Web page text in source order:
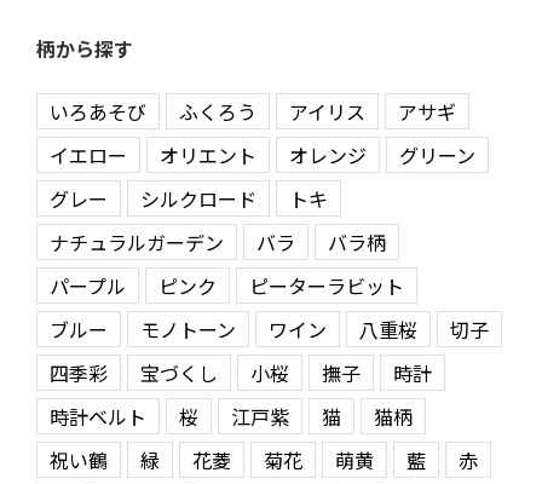
柄から探す
いろあそび ふくろう アイリス
アサギ
イエロー
オリエント オレンジ
グリーン
グレー
シルクロード
トキ
ナチュラルガーデン
バラ
バラ柄
パープル
ピンク
ピーターラビット
ブルー
モノトーン ワイン 八重桜
切子
四季彩
宝づくし 小桜 撫子
時計
時計ベルト
桜 江戸紫 猫
猫柄
祝い鶴
緑 花菱 菊花 萌黄 藍
赤